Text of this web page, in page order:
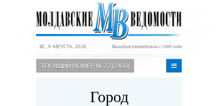
ВС, 9 АВГУСТА, 2026 Выходит еженедельно с 2000 года
ТЕКУЩИЙ НОМЕР № 27 (2450)
Город